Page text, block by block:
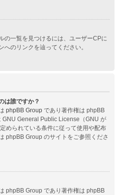
の一覧を見つけるには、ユーザーCPに
のリンクを辿ってください。
は誰ですか？
phpBB Group であり著作権は phpBB
General Public License（GNU が
められている条件に従って使用や配布
phpBB Group のサイトをご参照くださ
phpBB Group であり著作権は phpBB